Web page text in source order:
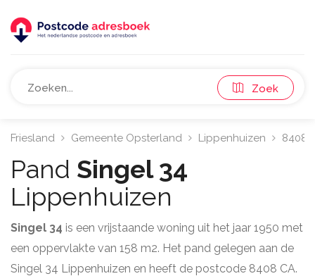
Zoek
Friesland Gemeente Opsterland Lippenhuizen 8408
Pand Singel 34
Lippenhuizen
Singel 34 is een vrijstaande woning uit het jaar 1950 met
een oppervlakte van 158 m2. Het pand gelegen aan de
Singel 34 Lippenhuizen en heeft de postcode 8408 CA.